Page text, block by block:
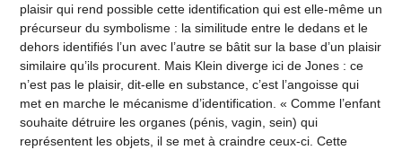
plaisir qui rend possible cette identification qui est elle-même un
précurseur du symbolisme : la similitude entre le dedans et le
dehors identifiés l’un avec l’autre se bâtit sur la base d’un plaisir
similaire qu’ils procurent. Mais Klein diverge ici de Jones : ce
n’est pas le plaisir, dit-elle en substance, c’est l’angoisse qui
met en marche le mécanisme d’identification. « Comme l’enfant
souhaite détruire les organes (pénis, vagin, sein) qui
représentent les objets, il se met à craindre ceux-ci. Cette